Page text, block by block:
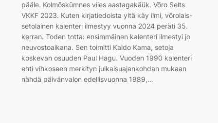
pääle. Kolmõskümnes viies aastagakäük. Võro Selts
VKKF 2023. Kuten kirjatiedoista yltä käy ilmi, võrolais-
setolainen kalenteri ilmestyy vuonna 2024 peräti 35.
kerran. Toden totta: ensimmäinen kalenteri ilmestyi jo
neuvostoaikana. Sen toimitti Kaido Kama, setoja
koskevan osuuden Paul Hagu. Vuoden 1990 kalenteri
ehti vihkoseen merkityn julkaisuajankohdan mukaan
nähdä päivänvalon edellisvuonna 1989,…